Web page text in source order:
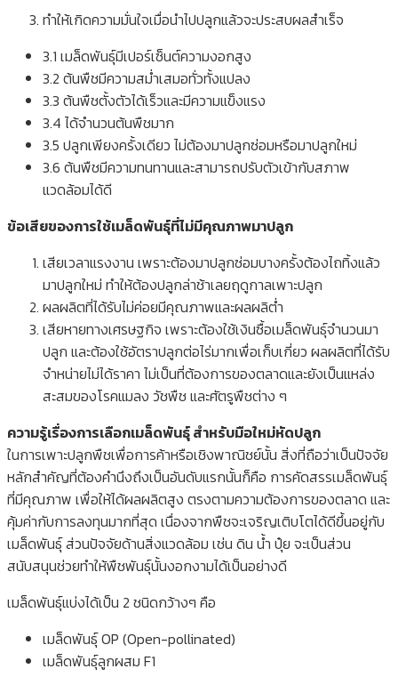
ทำให้เกิดความมั่นใจเมื่อนำไปปลูกแล้วจะประสบผลสำเร็จ
3.1 เมล็ดพันธุ์มีเปอร์เซ็นต์ความงอกสูง
3.2 ต้นพืชมีความสม่ำเสมอทั่วทั้งแปลง
3.3 ต้นพืชตั้งตัวได้เร็วและมีความแข็งแรง
3.4 ได้จำนวนต้นพืชมาก
3.5 ปลูกเพียงครั้งเดียว ไม่ต้องมาปลูกซ่อมหรือมาปลูกใหม่
3.6 ต้นพืชมีความทนทานและสามารถปรับตัวเข้ากับสภาพ
แวดล้อมได้ดี
ข้อเสียของการใช้เมล็ดพันธุ์ที่ไม่มีคุณภาพมาปลูก
เสียเวลาแรงงาน เพราะต้องมาปลูกซ่อมบางครั้งต้องไถทิ้งแล้ว
มาปลูกใหม่ ทำให้ต้องปลูกล่าช้าเลยฤดูกาลเพาะปลูก
ผลผลิตที่ได้รับไม่ค่อยมีคุณภาพและผลผลิต่ำ
เสียหายทางเศรษฐกิจ เพราะต้องใช้เงินซื้อเมล็ดพันธุ์จำนวนมา
ปลูก และต้องใช้อัตราปลูกต่อไร่มากเพื่อเก็บเกี่ยว ผลผลิตที่ได้รับ
จำหน่ายไม่ได้ราคา ไม่เป็นที่ต้องการของตลาดและยังเป็นแหล่ง
สะสมของโรคแมลง วัชพืช และศัตรูพืชต่าง ๆ
ความรู้เรื่องการเลือกเมล็ดพันธุ์ สำหรับมือใหม่หัดปลูก
ในการเพาะปลูกพืชเพื่อการค้าหรือเชิงพาณิชย์นั้น สิ่งที่ถือว่าเป็นปัจจัย
หลักสำคัญที่ต้องคำนึงถึงเป็นอันดับแรกนั้นก็คือ การคัดสรรเมล็ดพันธุ์
ที่มีคุณภาพ เพื่อให้ได้ผลผลิตสูง ตรงตามความต้องการของตลาด และ
คุ้มค่ากับการลงทุนมากที่สุด เนื่องจากพืชจะเจริญเติบโตได้ดีขึ้นอยู่กับ
เมล็ดพันธุ์ ส่วนปัจจัยด้านสิ่งแวดล้อม เช่น ดิน น้ำ ปุ๋ย จะเป็นส่วน
สนับสนุนช่วยทำให้พืชพันธุ์นั้นงอกงามได้เป็นอย่างดี
เมล็ดพันธุ์แบ่งได้เป็น 2 ชนิดกว้างๆ คือ
เมล็ดพันธุ์ OP (Open-pollinated)
เมล็ดพันธุ์ลูกผสม F1